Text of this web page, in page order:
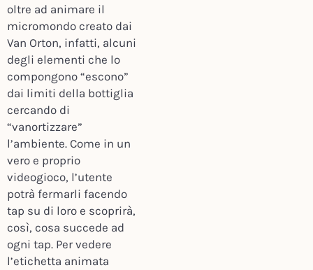
oltre ad animare il
micromondo creato dai
Van Orton, infatti, alcuni
degli elementi che lo
compongono “escono”
dai limiti della bottiglia
cercando di
“vanortizzare”
l’ambiente. Come in un
vero e proprio
videogioco, l’utente
potrà fermarli facendo
tap su di loro e scoprirà,
così, cosa succede ad
ogni tap. Per vedere
l’etichetta animata